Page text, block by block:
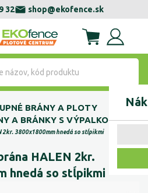
32 shop@ekofence.sk
názov, kód produktu
BRÁNY A PLOTY
A BRÁNKY S VÝPALKOM
2kr. 3800x1800mm hnedá so stĺpikmi
HALEN 2kr.
hnedá so stĺpikmi